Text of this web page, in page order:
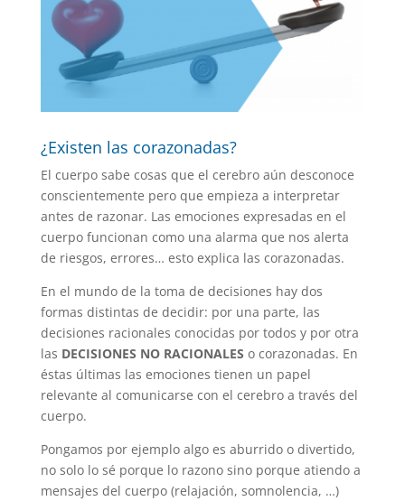
¿Existen las corazonadas?
El cuerpo sabe cosas que el cerebro aún desconoce
conscientemente pero que empieza a interpretar
antes de razonar. Las emociones expresadas en el
cuerpo funcionan como una alarma que nos alerta
de riesgos, errores… esto explica las corazonadas.
En el mundo de la toma de decisiones hay dos
formas distintas de decidir: por una parte, las
decisiones racionales conocidas por todos y por otra
las DECISIONES NO RACIONALES o corazonadas. En
éstas últimas las emociones tienen un papel
relevante al comunicarse con el cerebro a través del
cuerpo.
Pongamos por ejemplo algo es aburrido o divertido,
no solo lo sé porque lo razono sino porque atiendo a
mensajes del cuerpo (relajación, somnolencia, …)